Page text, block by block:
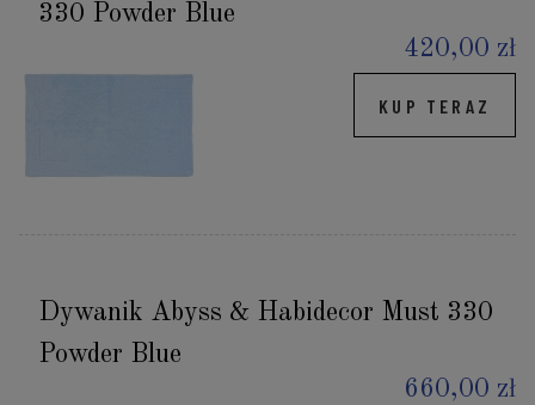
330 Powder Blue
420,00 zł
KUP TERAZ
Dywanik Abyss & Habidecor Must 330
Powder Blue
660,00 zł